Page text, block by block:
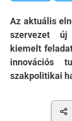
Az aktuális
szervezet új
kiemelt
innovációs
szakpolitikai